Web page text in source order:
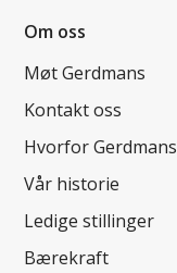
Om oss
Møt Gerdmans
Kontakt oss
Hvorfor Gerdmans
Vår historie
Ledige stillinger
Bærekraft